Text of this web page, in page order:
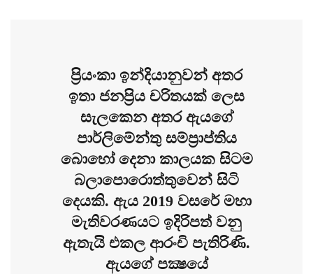
ප්‍රියංකා ඉන්දියානුවන් අතර
ඉතා ජනප්‍රිය චරිතයක් ලෙස
සැලකෙන අතර ඇයගේ
පාර්ලිමේන්තු සම්ප්‍රාප්තිය
බොහෝ දෙනා කාලයක සිටම
බලාපොරොත්තුවෙන් සිටි
දෙයකි. ඇය 2019 වසරේ මහා
මැතිවරණයට ඉදිරිපත් වනු
ඇතැයි එකල ආරංචි පැතිරිණි.
ඇයගේ පක්‍ෂයේ